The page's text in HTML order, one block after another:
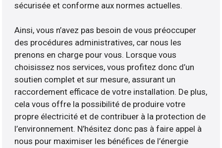
sécurisée et conforme aux normes actuelles.
Ainsi, vous n’avez pas besoin de vous préoccuper
des procédures administratives, car nous les
prenons en charge pour vous. Lorsque vous
choisissez nos services, vous profitez donc d’un
soutien complet et sur mesure, assurant un
raccordement efficace de votre installation. De plus,
cela vous offre la possibilité de produire votre
propre électricité et de contribuer à la protection de
l’environnement. N’hésitez donc pas à faire appel à
nous pour maximiser les bénéfices de l’énergie